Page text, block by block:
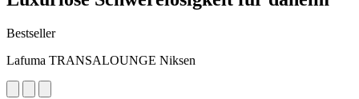
Bestseller
Lafuma TRANSALOUNGE Niksen